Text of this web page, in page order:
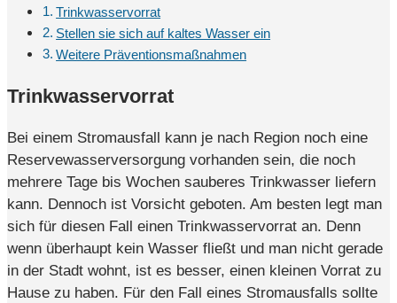
Trinkwasservorrat
Stellen sie sich auf kaltes Wasser ein
Weitere Präventionsmaßnahmen
Trinkwasservorrat
Bei einem Stromausfall kann je nach Region noch eine
Reservewasserversorgung vorhanden sein, die noch
mehrere Tage bis Wochen sauberes Trinkwasser liefern
kann. Dennoch ist Vorsicht geboten. Am besten legt man
sich für diesen Fall einen Trinkwasservorrat an. Denn
wenn überhaupt kein Wasser fließt und man nicht gerade
in der Stadt wohnt, ist es besser, einen kleinen Vorrat zu
Hause zu haben. Für den Fall eines Stromausfalls sollte